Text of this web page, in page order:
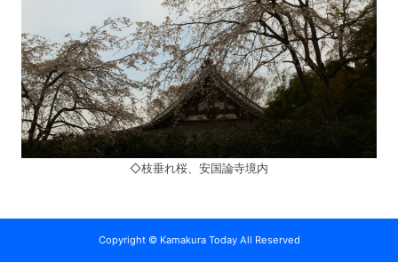
◇枝垂れ桜、安国論寺境内
Copyright © Kamakura Today All Reserved